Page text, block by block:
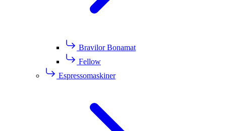
Bravilor Bonamat
Fellow
Espressomaskiner